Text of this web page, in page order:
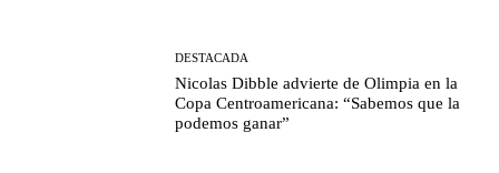
DESTACADA
Nicolas Dibble advierte de Olimpia en la
Copa Centroamericana: “Sabemos que la
podemos ganar”